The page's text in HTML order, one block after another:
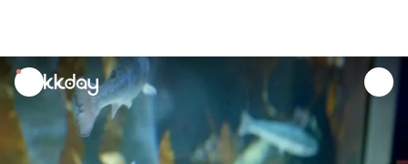
unread
notifications